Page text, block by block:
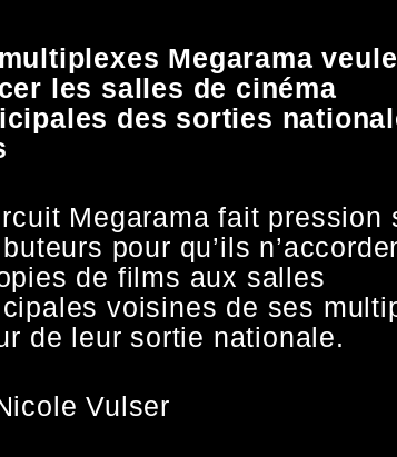
Megarama
les salles de cinéma
des sorties
Megarama fait pression
pour qu’ils
de films aux salles
voisines de ses
de leur sortie nationale.
Vulser